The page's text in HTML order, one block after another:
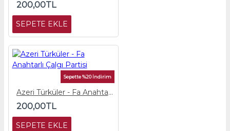
200,00TL
SEPETE EKLE
Sepette %20 İndirim
Azeri Türküler - Fa Anahtarlı Çalgı Partisi
200,00TL
SEPETE EKLE